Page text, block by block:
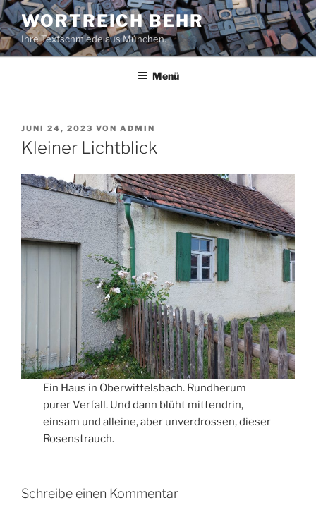
Zum
Inhalt
springen
WORTREICH BEHR
Ihre Textschmiede aus München.
Menü
VERÖFFENTLICHT
AM
JUNI 24, 2023 VON ADMIN
Kleiner Lichtblick
Ein Haus in Oberwittelsbach. Rundherum
purer Verfall. Und dann blüht mittendrin,
einsam und alleine, aber unverdrossen, dieser
Rosenstrauch.
Schreibe einen Kommentar